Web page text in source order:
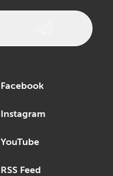
Facebook
Instagram
YouTube
RSS Feed